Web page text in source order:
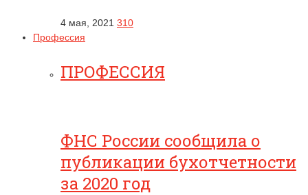
4 мая, 2021 310
Профессия
ПРОФЕССИЯ
ФНС России сообщила о
публикации бухотчетности
за 2020 год